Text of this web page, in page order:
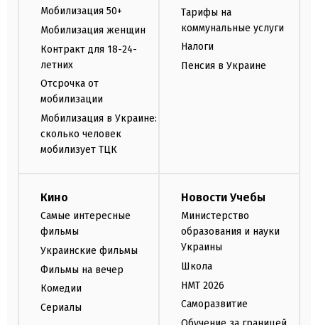
Мобилизация 50+
Мобилизация женщин
Контракт для 18-24-
летних
Отсрочка от
мобилизации
Мобилизация в Украине:
сколько человек
мобилизует ТЦК
Тарифы на
коммунальные услуги
Налоги
Пенсия в Украине
Кино
Самые интересные
фильмы
Украинские фильмы
Фильмы на вечер
Комедии
Сериалы
Новости Учебы
Министерство
образования и науки
Украины
Школа
НМТ 2026
Саморазвитие